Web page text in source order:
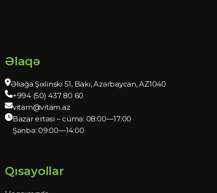
Əlaqə
Əliağa Şıxlinski 51, Bakı, Azərbaycan, AZ1040
+994 (50) 437 80 60
vitam@vitam.az
Bazar ertəsi – cümə: 08:00—17:00
Şənbə: 09:00—14:00
Qısayollar